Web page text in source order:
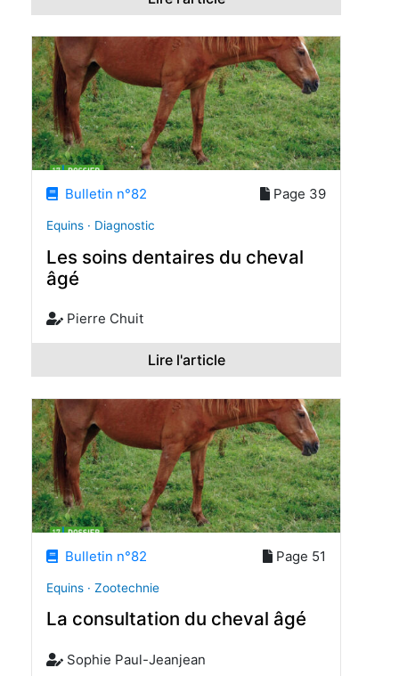
Bulletin n°82 Page 39
Equins · Diagnostic
Les soins dentaires du cheval
âgé
Pierre Chuit
Lire l'article
Bulletin n°82 Page 51
Equins · Zootechnie
La consultation du cheval âgé
Sophie Paul-Jeanjean